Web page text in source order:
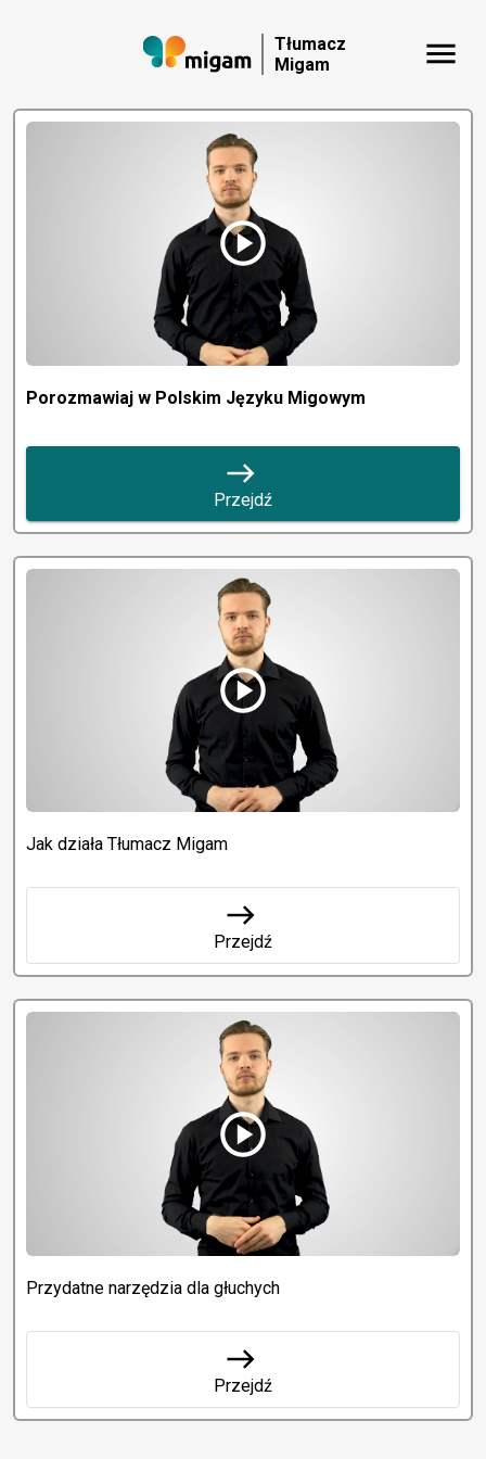
Tłumacz
Migam
menu
play_circle
Porozmawiaj w Polskim Języku Migowym
east
Przejdź
play_circle
Jak działa Tłumacz Migam
east
Przejdź
play_circle
Przydatne narzędzia dla głuchych
east
Przejdź